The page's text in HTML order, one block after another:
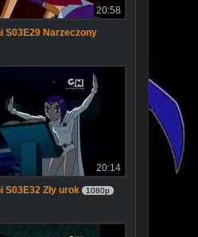
20:58
S03E29 Narzeczony
20:14
S03E32 Zły urok
1080p